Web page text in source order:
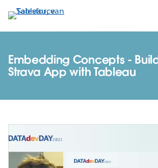
Verder
naar
hoofdinhoud
Embedding Concepts -
Strava App with Tableau